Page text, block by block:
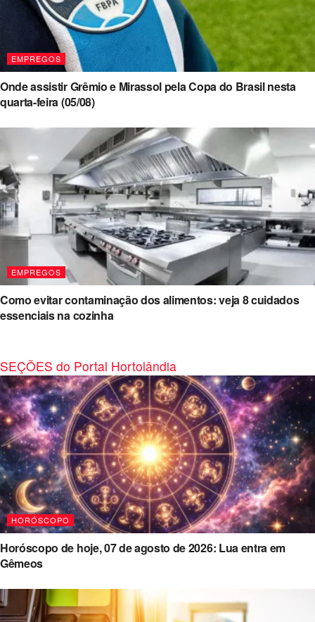
EMPREGOS
Onde assistir Grêmio e Mirassol pela Copa do Brasil nesta
quarta-feira (05/08)
EMPREGOS
Como evitar contaminação dos alimentos: veja 8 cuidados
essenciais na cozinha
SEÇÕES do Portal Hortolândia
HORÓSCOPO
Horóscopo de hoje, 07 de agosto de 2026: Lua entra em
Gêmeos